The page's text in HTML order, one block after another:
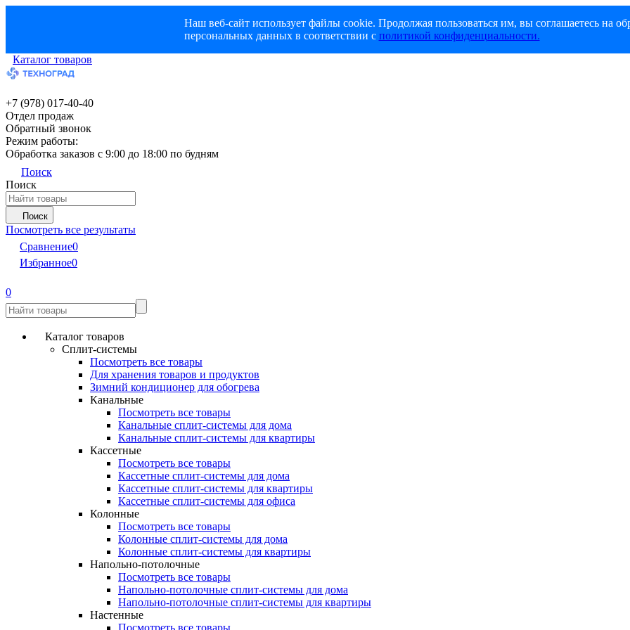
Наш веб-сайт использует файлы cookie. Продолжая пользоваться им, вы соглашаетесь на
персональных данных в соответствии с политикой конфиденциальности.
Каталог товаров
+7 (978) 017-40-40
Отдел продаж
Обратный звонок
Режим работы:
Обработка заказов с 9:00 до 18:00 по будням
Поиск
Поиск
Поиск
Посмотреть все результаты
Сравнение0
Избранное0
0
Каталог товаров
Сплит-системы
Посмотреть все товары
Для хранения товаров и продуктов
Зимний кондиционер для обогрева
Канальные
Посмотреть все товары
Канальные сплит-системы для дома
Канальные сплит-системы для квартиры
Кассетные
Посмотреть все товары
Кассетные сплит-системы для дома
Кассетные сплит-системы для квартиры
Кассетные сплит-системы для офиса
Колонные
Посмотреть все товары
Колонные сплит-системы для дома
Колонные сплит-системы для квартиры
Напольно-потолочные
Посмотреть все товары
Напольно-потолочные сплит-системы для дома
Напольно-потолочные сплит-системы для квартиры
Настенные
Посмотреть все товары